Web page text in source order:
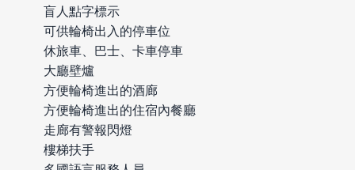
盲人點字標示
可供輪椅出入的停車位
休旅車、巴士、卡車停車
大廳壁爐
方便輪椅進出的酒廊
方便輪椅進出的住宿內餐廳
走廊有警報閃燈
樓梯扶手